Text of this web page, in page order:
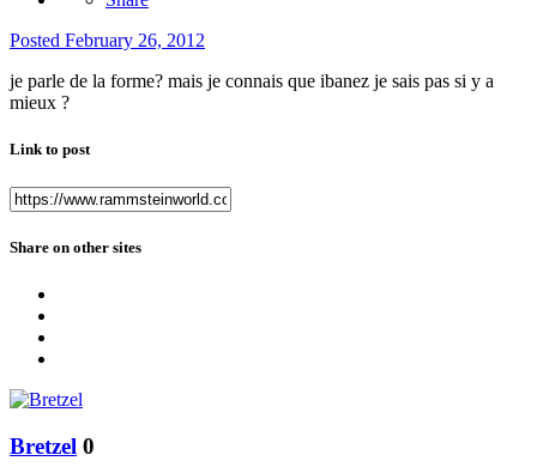
Posted February 26, 2012
je parle de la forme? mais je connais que ibanez je sais pas si y a
mieux ?
Link to post
Share on other sites
Bretzel 0